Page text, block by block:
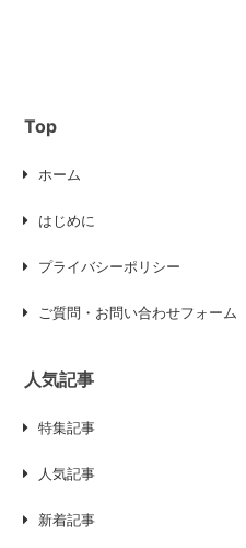
Top
ホーム
はじめに
プライバシーポリシー
ご質問・お問い合わせフォーム
人気記事
特集記事
人気記事
新着記事